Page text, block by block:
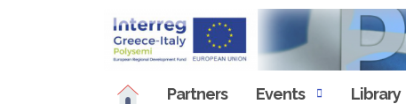
Partners Events Library